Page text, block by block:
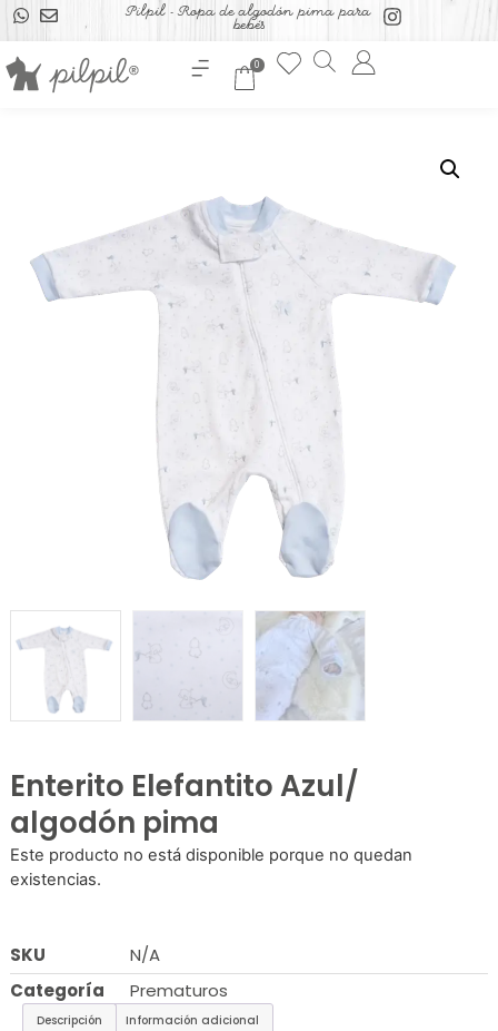
Pilpil - Ropa de algodón pima para
bebés
0
Enterito Elefantito Azul/
algodón pima
Este producto no está disponible porque no quedan
existencias.
SKU
N/A
Categoría
Prematuros
Descripción Información adicional